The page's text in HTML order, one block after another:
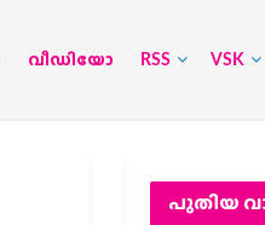
വീഡിയോ RSS VSK
പുതിയ